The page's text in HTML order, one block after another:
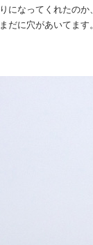
になってくれたの
だに穴があいてます